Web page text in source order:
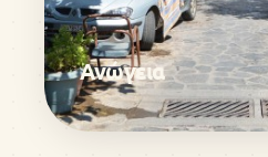
Ανώγεια